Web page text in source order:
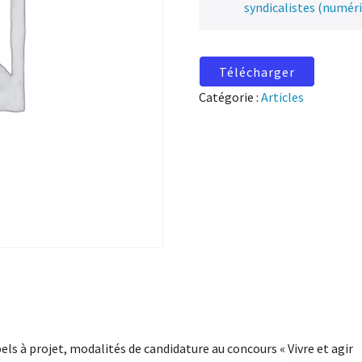
syndicalistes
Télécharger
Catégorie :Articles
à projet, modalités de candidature au concours « Vivre et agir